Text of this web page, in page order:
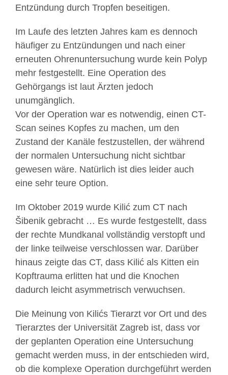
Entzündung durch Tropfen beseitigen.
Im Laufe des letzten Jahres kam es dennoch
häufiger zu Entzündungen und nach einer
erneuten Ohrenuntersuchung wurde kein Polyp
mehr festgestellt. Eine Operation des
Gehörgangs ist laut Ärzten jedoch
unumgänglich.
Vor der Operation war es notwendig, einen CT-
Scan seines Kopfes zu machen, um den
Zustand der Kanäle festzustellen, der während
der normalen Untersuchung nicht sichtbar
gewesen wäre. Natürlich ist dies leider auch
eine sehr teure Option.
Im Oktober 2019 wurde Kilić zum CT nach
Šibenik gebracht … Es wurde festgestellt, dass
der rechte Mundkanal vollständig verstopft und
der linke teilweise verschlossen war. Darüber
hinaus zeigte das CT, dass Kilić als Kitten ein
Kopftrauma erlitten hat und die Knochen
dadurch leicht asymmetrisch verwuchsen.
Die Meinung von Kilićs Tierarzt vor Ort und des
Tierarztes der Universität Zagreb ist, dass vor
der geplanten Operation eine Untersuchung
gemacht werden muss, in der entschieden wird,
ob die komplexe Operation durchgeführt werden